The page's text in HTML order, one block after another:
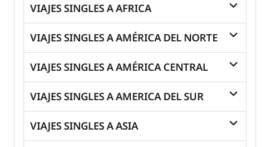
VIAJES SINGLES A AFRICA
VIAJES SINGLES A AMÉRICA DEL NORTE
VIAJES SINGLES A AMÉRICA CENTRAL
VIAJES SINGLES A AMERICA DEL SUR
VIAJES SINGLES A ASIA